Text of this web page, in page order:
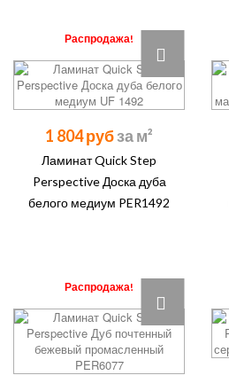
Распродажа!
1 804 руб
Ламинат Quick Step
Perspective Доска дуба
белого медиум PER1492
Распродажа!